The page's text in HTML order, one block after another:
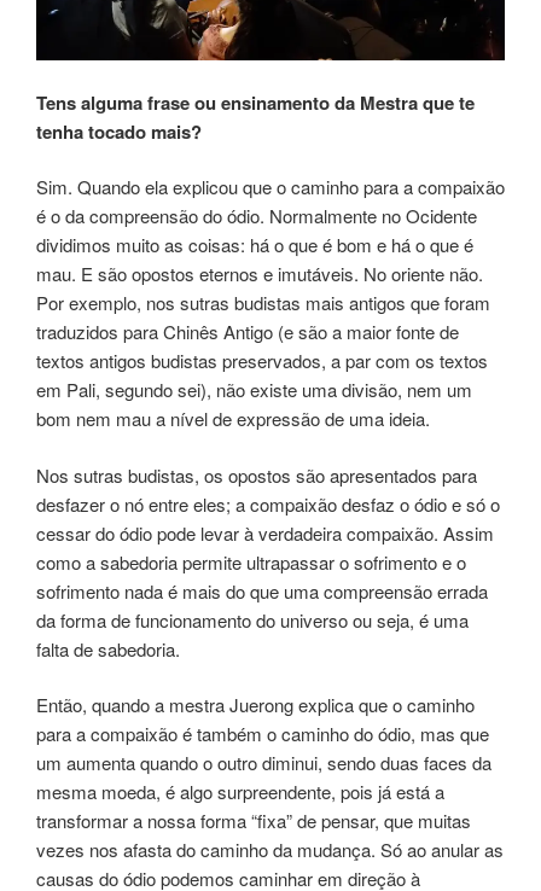
Tens alguma frase ou ensinamento da Mestra que te
tenha tocado mais?
Sim. Quando ela explicou que o caminho para a compaixão
é o da compreensão do ódio. Normalmente no Ocidente
dividimos muito as coisas: há o que é bom e há o que é
mau. E são opostos eternos e imutáveis. No oriente não.
Por exemplo, nos sutras budistas mais antigos que foram
traduzidos para Chinês Antigo (e são a maior fonte de
textos antigos budistas preservados, a par com os textos
em Pali, segundo sei), não existe uma divisão, nem um
bom nem mau a nível de expressão de uma ideia.
Nos sutras budistas, os opostos são apresentados para
desfazer o nó entre eles; a compaixão desfaz o ódio e só o
cessar do ódio pode levar à verdadeira compaixão. Assim
como a sabedoria permite ultrapassar o sofrimento e o
sofrimento nada é mais do que uma compreensão errada
da forma de funcionamento do universo ou seja, é uma
falta de sabedoria.
Então, quando a mestra Juerong explica que o caminho
para a compaixão é também o caminho do ódio, mas que
um aumenta quando o outro diminui, sendo duas faces da
mesma moeda, é algo surpreendente, pois já está a
transformar a nossa forma “fixa” de pensar, que muitas
vezes nos afasta do caminho da mudança. Só ao anular as
causas do ódio podemos caminhar em direção à